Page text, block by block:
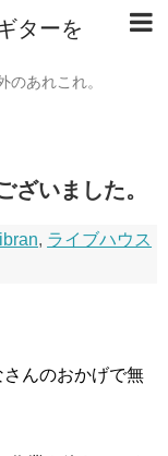
ターを
あれこれ。
ざいました。
, ライブハウス
んのおかげで無